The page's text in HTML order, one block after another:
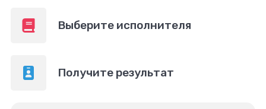
Выберите исполнителя
Получите результат